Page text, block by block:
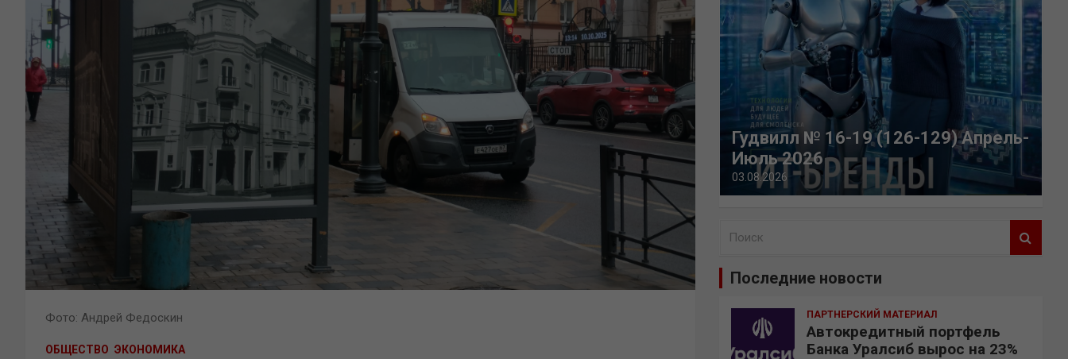
Фото: Андрей Федоскин
ОБЩЕСТВО ЭКОНОМИКА
Гудвилл № 16-19 (126-129) Апрель-
Июль 2026
03.08.2026
Последние новости
ПАРТНЕРСКИЙ МАТЕРИАЛ
Автокредитный портфель
Банка Уралсиб вырос на 23%